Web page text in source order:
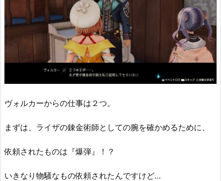
ヴォルカーからの仕事は２つ。
まずは、ライザの錬金術師としての腕を確かめるために、
依頼されたものは『爆弾』！？
いきなり物騒なもの依頼されたんですけど…